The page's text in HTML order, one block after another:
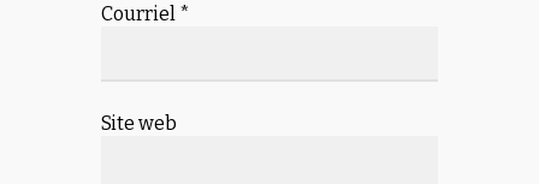
Courriel *
Site web